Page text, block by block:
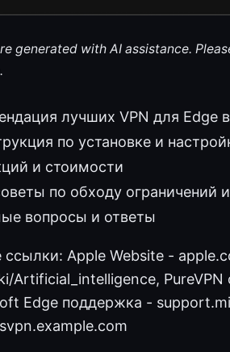
generated with AI assistance.
лучших VPN для Edge
по установке и
и стоимости
по обходу ограничений
вопросы и ответы
Apple Website -
Artificial_intelligence,
Edge поддержка -